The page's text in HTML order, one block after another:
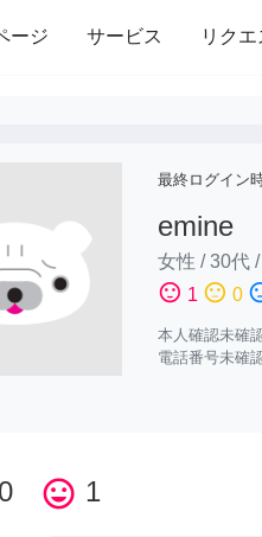
ージ サービス リクエ
組立 家事 引っ越し
最終ログイン
emine
女性 /30代 /
sentiment_satisfied 1 sentiment_neutral 0
本人確認未確
電話番号未確
0 tag_faces 1